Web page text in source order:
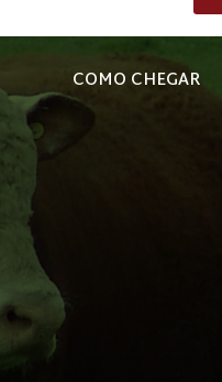
COMO CHEGAR